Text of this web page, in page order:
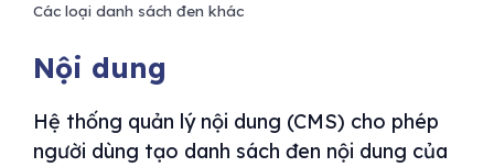
Các loại danh sách đen khác
Nội dung
Hệ thống quản lý nội dung (CMS) cho phép
người dùng tạo danh sách đen nội dung của